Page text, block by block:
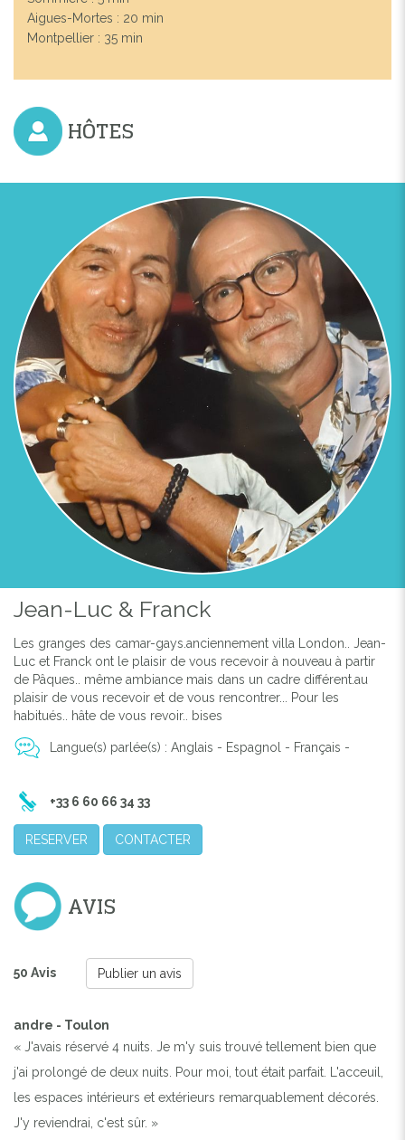
Aigues-Mortes : 20 min
Montpellier : 35 min
HÔTES
Jean-Luc & Franck
Les granges des camar-gays.anciennement villa London.. Jean-
Luc et Franck ont le plaisir de vous recevoir à nouveau à partir
de Pâques.. même ambiance mais dans un cadre différent.au
plaisir de vous recevoir et de vous rencontrer... Pour les
habitués.. hâte de vous revoir.. bises
Langue(s) parlée(s) : Anglais - Espagnol - Français -
+33 6 60 66 34 33
RESERVER CONTACTER
AVIS
50 Avis Publier un avis
andre - Toulon
« J'avais réservé 4 nuits. Je m'y suis trouvé tellement bien que
j'ai prolongé de deux nuits. Pour moi, tout était parfait. L'acceuil,
les espaces intérieurs et extérieurs remarquablement décorés.
J'y reviendrai, c'est sûr. »